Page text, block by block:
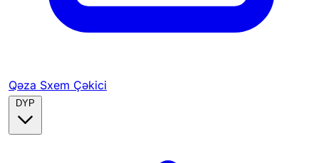
Qəza Sxem Çəkici
DYP